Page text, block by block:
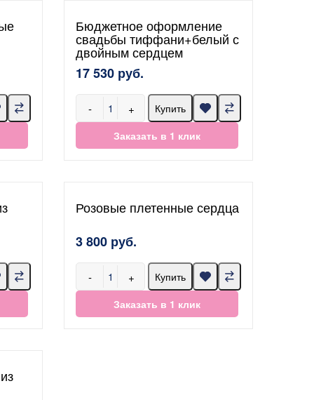
Бюджетное оформление
свадьбы тиффани+белый с
двойным сердцем
17 530 руб.
- +
Купить
Заказать в 1 клик
Розовые плетенные сердца
3 800 руб.
- +
Купить
Заказать в 1 клик